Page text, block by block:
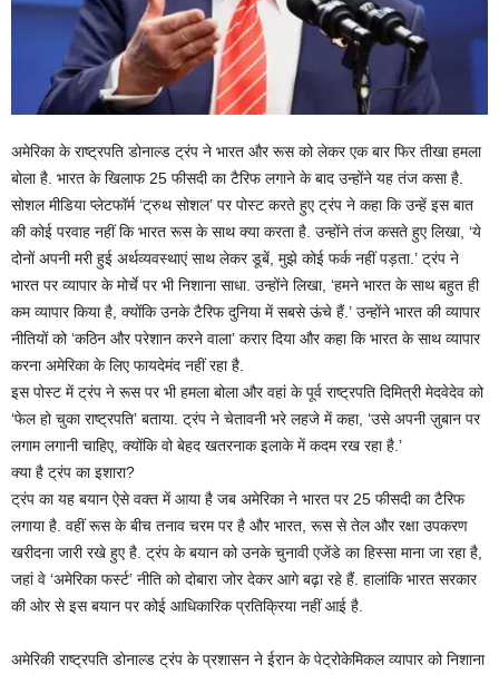
अमेरिका के राष्ट्रपति डोनाल्ड ट्रंप ने भारत और रूस को लेकर एक बार फिर तीखा हमला
बोला है. भारत के खिलाफ 25 फीसदी का टैरिफ लगाने के बाद उन्होंने यह तंज कसा है.
सोशल मीडिया प्लेटफॉर्म ‘ट्रुथ सोशल’ पर पोस्ट करते हुए ट्रंप ने कहा कि उन्हें इस बात
की कोई परवाह नहीं कि भारत रूस के साथ क्या करता है. उन्होंने तंज कसते हुए लिखा, ‘ये
दोनों अपनी मरी हुई अर्थव्यवस्थाएं साथ लेकर डूबें, मुझे कोई फर्क नहीं पड़ता.’ ट्रंप ने
भारत पर व्यापार के मोर्चे पर भी निशाना साधा. उन्होंने लिखा, ‘हमने भारत के साथ बहुत ही
कम व्यापार किया है, क्योंकि उनके टैरिफ दुनिया में सबसे ऊंचे हैं.’ उन्होंने भारत की व्यापार
नीतियों को ‘कठिन और परेशान करने वाला’ करार दिया और कहा कि भारत के साथ व्यापार
करना अमेरिका के लिए फायदेमंद नहीं रहा है.
इस पोस्ट में ट्रंप ने रूस पर भी हमला बोला और वहां के पूर्व राष्ट्रपति दिमित्री मेदवेदेव को
‘फेल हो चुका राष्ट्रपति’ बताया. ट्रंप ने चेतावनी भरे लहजे में कहा, ‘उसे अपनी ज़ुबान पर
लगाम लगानी चाहिए, क्योंकि वो बेहद खतरनाक इलाके में कदम रख रहा है.’
क्या है ट्रंप का इशारा?
ट्रंप का यह बयान ऐसे वक्त में आया है जब अमेरिका ने भारत पर 25 फीसदी का टैरिफ
लगाया है. वहीं रूस के बीच तनाव चरम पर है और भारत, रूस से तेल और रक्षा उपकरण
खरीदना जारी रखे हुए है. ट्रंप के बयान को उनके चुनावी एजेंडे का हिस्सा माना जा रहा है,
जहां वे ‘अमेरिका फर्स्ट’ नीति को दोबारा जोर देकर आगे बढ़ा रहे हैं. हालांकि भारत सरकार
की ओर से इस बयान पर कोई आधिकारिक प्रतिक्रिया नहीं आई है.
अमेरिकी राष्ट्रपति डोनाल्ड ट्रंप के प्रशासन ने ईरान के पेट्रोकेमिकल व्यापार को निशाना